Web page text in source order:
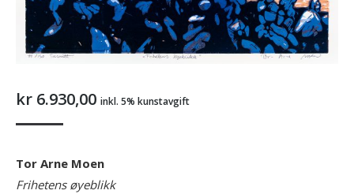
kr 6.930,00 inkl. 5% kunstavgift
Tor Arne Moen
Frihetens øyeblikk